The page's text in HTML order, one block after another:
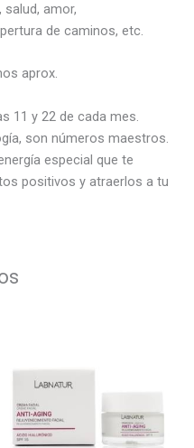
amor,
de caminos, etc.
aprox.
11 y 22 de cada mes.
son números maestros.
especial que te
positivos y atraerlos a tu